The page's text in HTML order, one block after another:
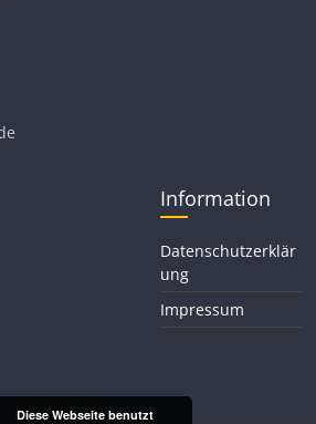
Information
Datenschutzerklär
ung
Impressum
Diese Webseite benutzt